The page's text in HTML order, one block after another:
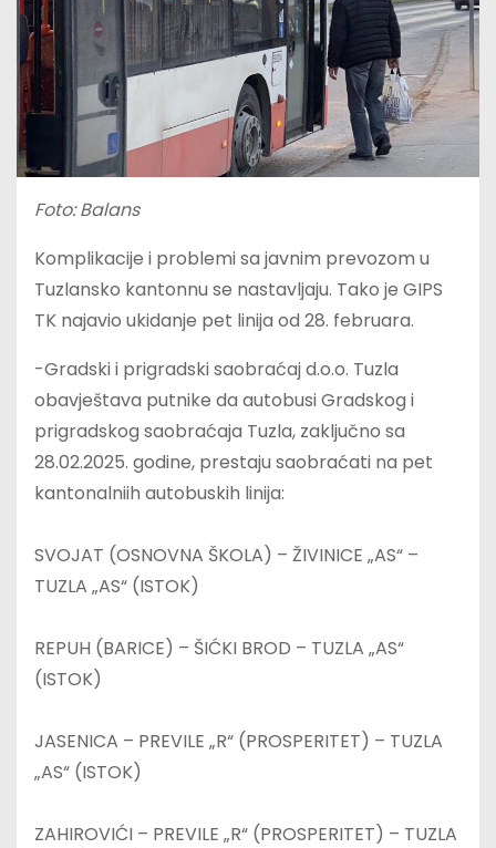
Foto: Balans
Komplikacije i problemi sa javnim prevozom u
Tuzlansko kantonnu se nastavljaju. Tako je GIPS
TK najavio ukidanje pet linija od 28. februara.
-Gradski i prigradski saobraćaj d.o.o. Tuzla
obavještava putnike da autobusi Gradskog i
prigradskog saobraćaja Tuzla, zaključno sa
28.02.2025. godine, prestaju saobraćati na pet
kantonalniih autobuskih linija:
SVOJAT (OSNOVNA ŠKOLA) – ŽIVINICE „AS“ –
TUZLA „AS“ (ISTOK)
REPUH (BARICE) – ŠIĆKI BROD – TUZLA „AS“
(ISTOK)
JASENICA – PREVILE „R“ (PROSPERITET) – TUZLA
„AS“ (ISTOK)
ZAHIROVIĆI – PREVILE „R“ (PROSPERITET) – TUZLA